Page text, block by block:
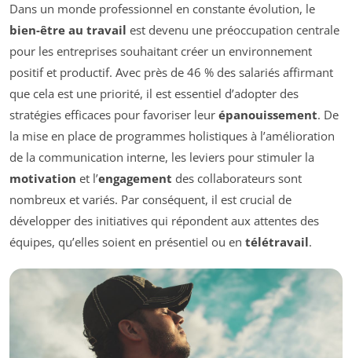
Dans un monde professionnel en constante évolution, le
bien-être au travail est devenu une préoccupation centrale
pour les entreprises souhaitant créer un environnement
positif et productif. Avec près de 46 % des salariés affirmant
que cela est une priorité, il est essentiel d’adopter des
stratégies efficaces pour favoriser leur épanouissement. De
la mise en place de programmes holistiques à l’amélioration
de la communication interne, les leviers pour stimuler la
motivation et l’engagement des collaborateurs sont
nombreux et variés. Par conséquent, il est crucial de
développer des initiatives qui répondent aux attentes des
équipes, qu’elles soient en présentiel ou en télétravail.